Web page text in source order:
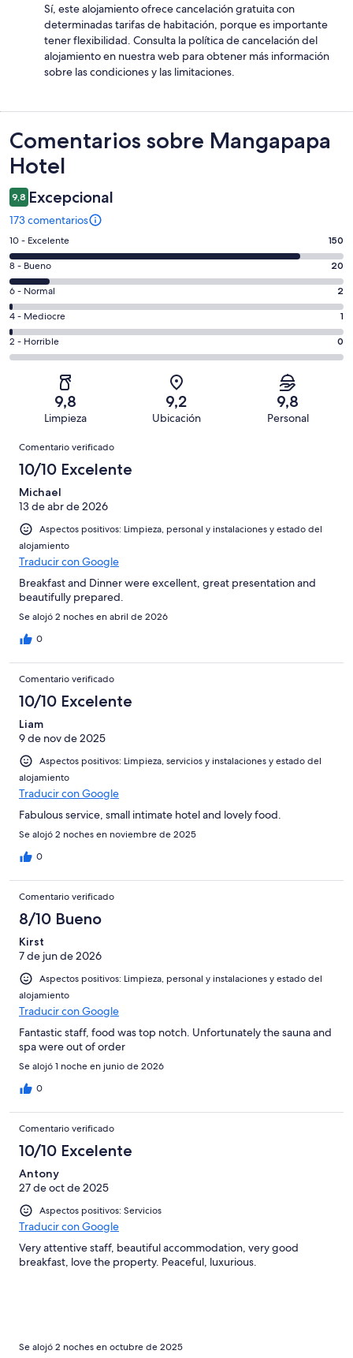
Sí, este alojamiento ofrece cancelación gratuita con
determinadas tarifas de habitación, porque es importante
tener flexibilidad. Consulta la política de cancelación del
alojamiento en nuestra web para obtener más información
sobre las condiciones y las limitaciones.
Comentarios
Comentarios sobre Mangapapa
Hotel
9,8 Excepcional
173 comentarios
150
comentarios
de
un
total
de
173
con
puntuación
10 - Excelente 150
20
comentarios
de
un
total
de
puntuación
8 - Bueno 20
2
comentarios
de
un
total
puntuación
Normal
6 - Normal 2
1
comentarios
de
una
puntuación
Mediocre
4 - Mediocre 1
0
comentarios
173
una
puntuación
de
Horrible
2 - Horrible 0
9,8
Limpieza
9,2
Ubicación
9,8
Personal
Comentarios
Comentario verificado
10/10 Excelente
Michael
13 de abr de 2026
Aspectos positivos: Limpieza, personal y instalaciones y estado del
alojamiento
Traducir con Google
Breakfast and Dinner were excellent, great presentation and
beautifully prepared.
Se alojó 2 noches en abril de 2026
0
Comentario verificado
10/10 Excelente
Liam
9 de nov de 2025
Aspectos positivos: Limpieza, servicios y instalaciones y estado del
alojamiento
Traducir con Google
Fabulous service, small intimate hotel and lovely food.
Se alojó 2 noches en noviembre de 2025
0
Comentario verificado
8/10 Bueno
Kirst
7 de jun de 2026
Aspectos positivos: Limpieza, personal y instalaciones y estado del
alojamiento
Traducir con Google
Fantastic staff, food was top notch. Unfortunately the sauna and
spa were out of order
Se alojó 1 noche en junio de 2026
0
Comentario verificado
10/10 Excelente
Antony
27 de oct de 2025
Aspectos positivos: Servicios
Traducir con Google
Very attentive staff, beautiful accommodation, very good
breakfast, love the property. Peaceful, luxurious.
Se alojó 2 noches en octubre de 2025